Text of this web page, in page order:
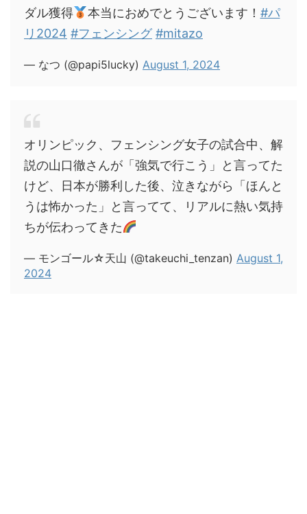
ダル獲得
本当におめでとうございます！ #パ
リ2024 #フェンシング #mitazo
— なつ (@papi5lucky) August 1, 2024
オリンピック、フェンシング女子の試合中、解
説の山口徹さんが「強気で行こう」と言ってた
けど、日本が勝利した後、泣きながら「ほんと
うは怖かった」と言ってて、リアルに熱い気持
ちが伝わってきた
— モンゴール☆天山 (@takeuchi_tenzan) August 1,
2024